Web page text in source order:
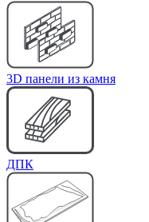
3D панели из камня
ДПК